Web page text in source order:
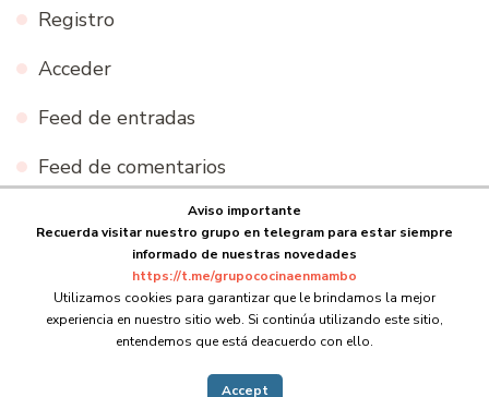
Registro
Acceder
Feed de entradas
Feed de comentarios
© Copyright 2026Cocina en Mambo. Todos los derechos
.Funciona con
Aviso importante
Recuerda visitar nuestro grupo en telegram para estar siempre
informado de nuestras novedades
https://t.me/grupococinaenmambo
Utilizamos cookies para garantizar que le brindamos la mejor
experiencia en nuestro sitio web. Si continúa utilizando este sitio,
entendemos que está deacuerdo con ello.
Accept